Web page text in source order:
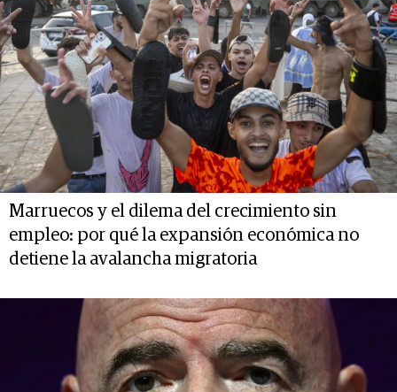
Marruecos y el dilema del crecimiento sin
empleo: por qué la expansión económica no
detiene la avalancha migratoria